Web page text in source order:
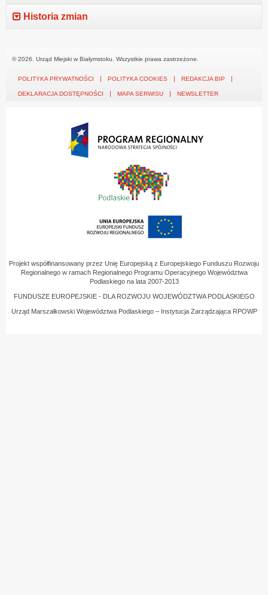
Historia zmian
© 2026. Urząd Miejski w Białymstoku. Wszystkie prawa zastrzeżone.
POLITYKA PRYWATNOŚCI POLITYKA COOKIES REDAKCJA BIP
DEKLARACJA DOSTĘPNOŚCI MAPA SERWISU NEWSLETTER
Projekt współfinansowany przez Unię Europejską z Europejskiego Funduszu Rozwoju
Regionalnego w ramach Regionalnego Programu Operacyjnego Województwa
Podlaskiego na lata 2007-2013
FUNDUSZE EUROPEJSKIE - DLA ROZWOJU WOJEWÓDZTWA PODLASKIEGO
Urząd Marszałkowski Województwa Podlaskiego – Instytucja Zarządzająca RPOWP